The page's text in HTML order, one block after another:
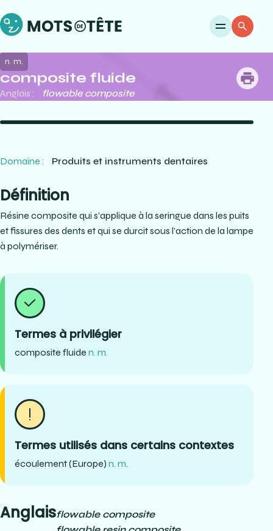
composite fluide
n. m.
Anglais : flowable composite
Domaine : Produits et instruments dentaires
Définition
Résine composite qui s’applique à la seringue dans les puits
et fissures des dents et qui se durcit sous l’action de la lampe
à polymériser.
Termes à privilégier
composite fluide n. m.
Termes utilisés dans certains contextes
écoulement (Europe) n. m.
Anglaisflowable composite